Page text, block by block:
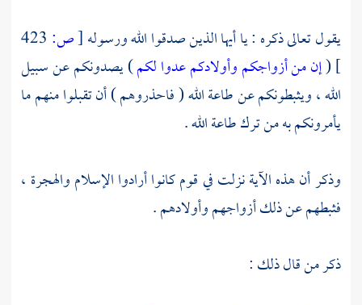
يقول تعالى ذكره : يا أيها الذين صدقوا الله ورسوله[ص: 423
]
(إن من أزواجكم وأولادكم عدوا لكم) يصدونكم عن سبيل
الله ، ويثبطونكم عن طاعة الله ( فاحذروهم ) أن تقبلوا منهم ما
يأمرونكم به من ترك طاعة الله .
وذكر أن هذه الآية نزلت في قوم كانوا أرادوا الإسلام والهجرة ،
فثبطهم عن ذلك أزواجهم وأولادهم .
ذكر من قال ذلك :